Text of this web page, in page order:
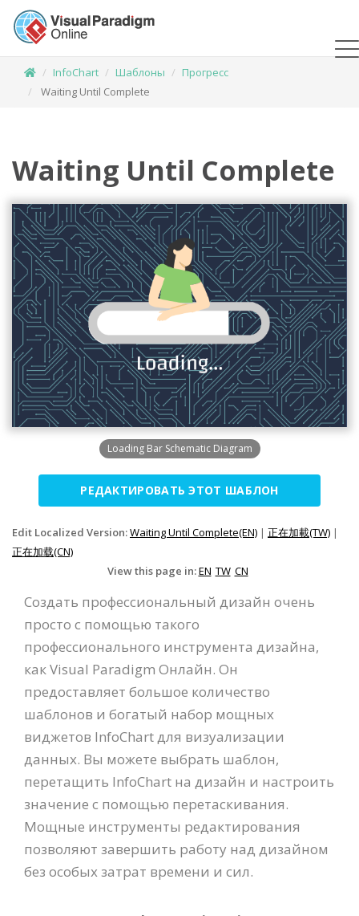
InfoChart Шаблоны
Прогресс
Waiting Until Complete
Waiting Until Complete
Loading Bar Schematic Diagram
РЕДАКТИРОВАТЬ ЭТОТ ШАБЛОН
Edit Localized Version:Waiting Until Complete(EN) | 正在加載(TW) |
正在加载(CN)
View this page in:EN TW CN
Создать профессиональный дизайн очень
просто с помощью такого
профессионального инструмента дизайна,
как Visual Paradigm Онлайн. Он
предоставляет большое количество
шаблонов и богатый набор мощных
виджетов InfoChart для визуализации
данных. Вы можете выбрать шаблон,
перетащить InfoChart на дизайн и настроить
значение с помощью перетаскивания.
Мощные инструменты редактирования
позволяют завершить работу над дизайном
без особых затрат времени и сил.